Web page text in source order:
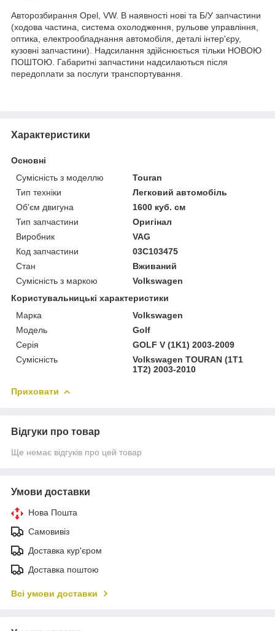
Авторозбирання Opel, VW. В наявності нові та Б/У запчастини
(ходова частина, система охолодження, рульове управління,
оптика, електрообладнання автомобіля, деталі інтер'єру,
кузовні запчастини). Надсилання здійснюється тільки НОВОЮ
ПОШТОЮ. Габаритні запчастини надсилаються після
передоплати за послуги транспортування.
Характеристики
Основні
Сумісність з моделлю
Touran
Тип техніки
Легковий автомобіль
Об'єм двигуна
1600 куб. см
Тип запчастини
Оригінал
Виробник
VAG
Код запчастини
03C103475
Стан
Вживаний
Сумісність з маркою
Volkswagen
Користувальницькі характеристики
Марка
Volkswagen
Модель
Golf
Серія
GOLF V (1K1) 2003-2009
Сумісність
Volkswagen TOURAN (1T1
1T2) 2003-2010
Приховати
Відгуки про товар
Ще немає відгуків про цей товар
Умови доставки
Нова Пошта
Самовивіз
Доставка кур'єром
Доставка поштою
Всі умови доставки